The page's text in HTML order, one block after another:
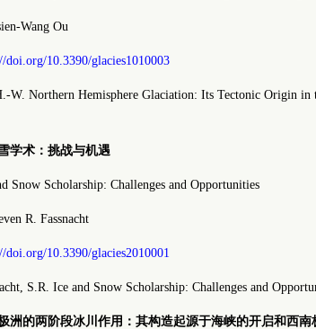
Wang Ou
doi.org/10.3390/glacies1010003
W. Northern Hemisphere Glaciation: Its Tectonic Origin in
学术：挑战与机遇
Snow Scholarship: Challenges and Opportunities
R. Fassnacht
doi.org/10.3390/glacies2010001
S.R. Ice and Snow Scholarship: Challenges and
洲的两阶段冰川作用：其构造起源于海峡的开启和西南